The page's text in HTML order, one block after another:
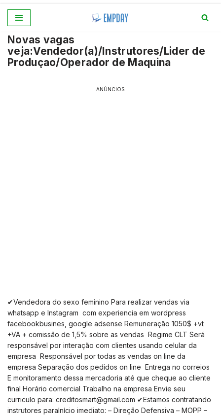
para
o
conteúdo
Novas vagas
veja:Vendedor(a)/Instrutores/Lider de
Produçao/Operador de Maquina
ANÚNCIOS
✔Vendedora do sexo feminino Para realizar vendas via
whatsapp e Instagram com experiencia em wordpress
facebookbusines, google adsense Remuneração 1050$ +vt
+VA + comissão de 1,5% sobre as vendas Regime CLT Será
responsável por interação com clientes usando celular da
empresa Responsável por todas as vendas on line da
empresa Separação dos pedidos on line Entrega no correios
E monitoramento dessa mercadoria até que cheque ao cliente
final Horário comercial Trabalho na empresa Envie seu
curriculo para: creditosmart@gmail.com ✔Estamos contratando
instrutores paraInício imediato: – Direção Defensiva – MOPP –